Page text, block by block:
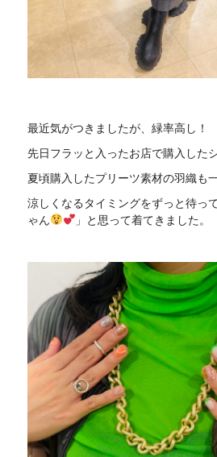
最近気がつきましたが、緑率高し！
先日フラッと入ったお店で購入した
夏頃購入したプリーツ素材の羽織も
涼しくなるタイミングをずっと待っ
ゃん
」と思って着てきました。